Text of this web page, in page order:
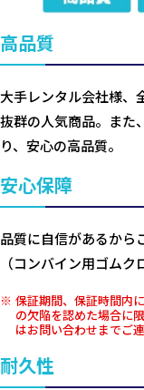
高品質
大手レンタル会社様、
抜群の人気商品。また
り、安心の高品質。
安心保障
品質に自信があるか
（コンバイン用ゴムク
保証期間、保証時間内
の欠陥を認めた場合に
はお問い合わせまでご
耐久性